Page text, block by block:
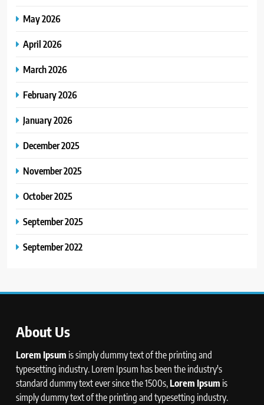
May 2026
April 2026
March 2026
February 2026
January 2026
December 2025
November 2025
October 2025
September 2025
September 2022
About Us
Lorem Ipsum is simply dummy text of the printing and
typesetting industry. Lorem Ipsum has been the industry's
standard dummy text ever since the 1500s,Lorem Ipsum is
simply dummy text of the printing and typesetting industry.